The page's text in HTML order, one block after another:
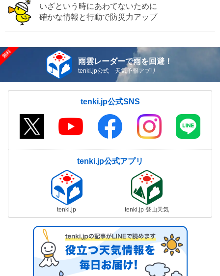
いざという時にあわてないために
確かな情報と行動で防災力アップ
雨雲レーダーで雨を回避！
tenki.jp公式 天気予報アプリ
tenki.jp公式SNS
tenki.jp公式アプリ
tenki.jp tenki.jp 登山天気